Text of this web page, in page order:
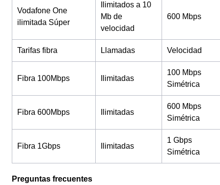
Vodafone One
ilimitada Súper
Ilimitados a 10
Mb de
velocidad
600 Mbps
Tarifas fibra Llamadas Velocidad
Fibra 100Mbps Ilimitadas
100 Mbps
Simétrica
Fibra 600Mbps Ilimitadas
600 Mbps
Simétrica
Fibra 1Gbps Ilimitadas
1 Gbps
Simétrica
Preguntas frecuentes